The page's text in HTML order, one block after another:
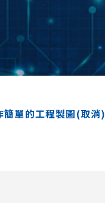
單的工程製圖(取消)